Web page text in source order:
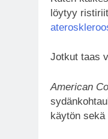
löytyy
Jotkut taas
American
käytön